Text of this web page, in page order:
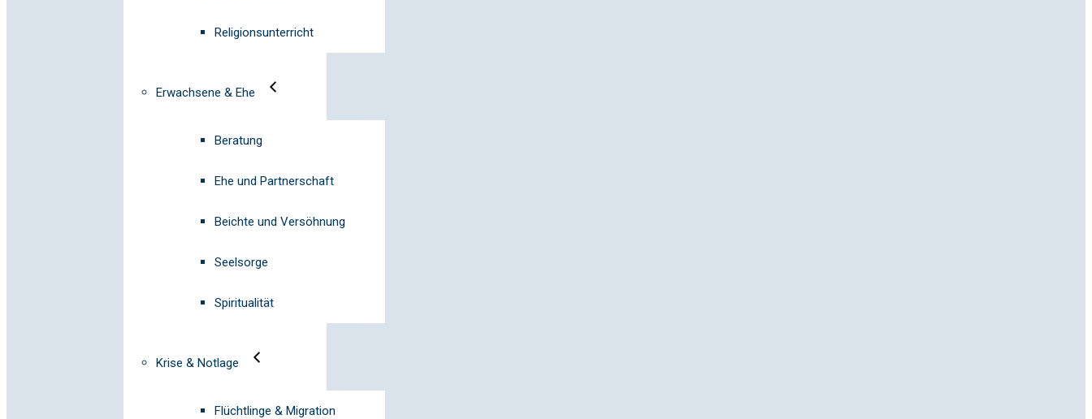
Religionsunterricht
Erwachsene & Ehe
Beratung
Ehe und Partnerschaft
Beichte und Versöhnung
Seelsorge
Spiritualität
Krise & Notlage
Flüchtlinge & Migration